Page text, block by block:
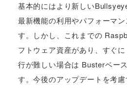
基本的にはより新しい
最新機能の利用やパフォーマ
す。しかし、これまでの
フトウェア資産があり、すぐ
行が難しい場合は Busterベー
す。今後のアップデートを考